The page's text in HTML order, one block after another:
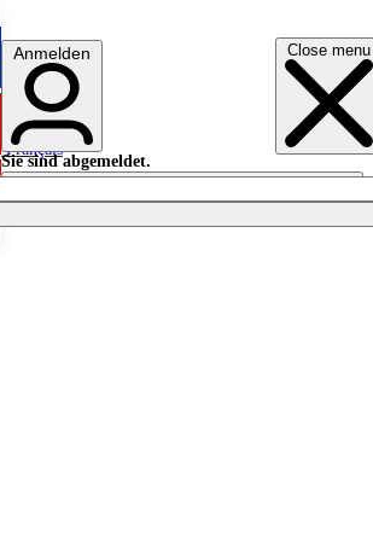
Close menu
English
Français
Anmelden
Sie sind abgemeldet.
Anmelden
Licht aus